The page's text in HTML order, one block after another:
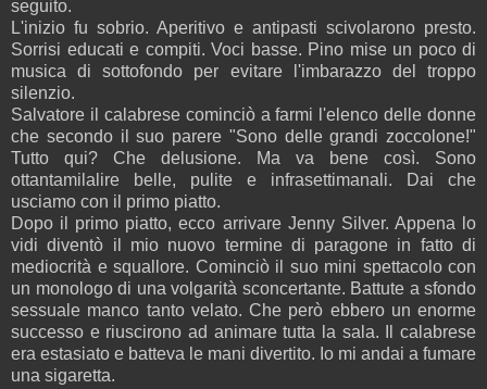
seguito.
L'inizio fu sobrio. Aperitivo e antipasti scivolarono presto.
Sorrisi educati e compiti. Voci basse. Pino mise un poco di
musica di sottofondo per evitare l'imbarazzo del troppo
silenzio.
Salvatore il calabrese cominciò a farmi l'elenco delle donne
che secondo il suo parere "Sono delle grandi zoccolone!"
Tutto qui? Che delusione. Ma va bene così. Sono
ottantamilalire belle, pulite e infrasettimanali. Dai che
usciamo con il primo piatto.
Dopo il primo piatto, ecco arrivare Jenny Silver. Appena lo
vidi diventò il mio nuovo termine di paragone in fatto di
mediocrità e squallore. Cominciò il suo mini spettacolo con
un monologo di una volgarità sconcertante. Battute a sfondo
sessuale manco tanto velato. Che però ebbero un enorme
successo e riuscirono ad animare tutta la sala. Il calabrese
era estasiato e batteva le mani divertito. Io mi andai a fumare
una sigaretta.